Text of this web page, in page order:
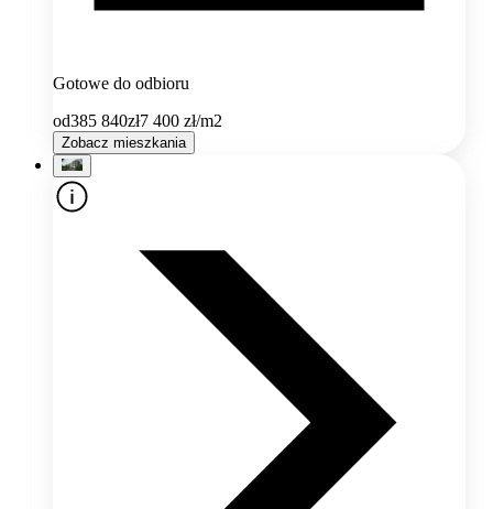
Gotowe do odbioru
od385 840zł7 400 zł/m2
Zobacz mieszkania